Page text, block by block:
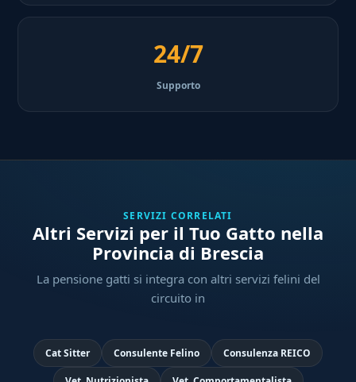
24/7
Supporto
SERVIZI CORRELATI
Altri Servizi per il Tuo Gatto nella
Provincia di Brescia
La pensione gatti si integra con altri servizi felini del
circuito in
Cat Sitter Consulente Felino Consulenza REICO